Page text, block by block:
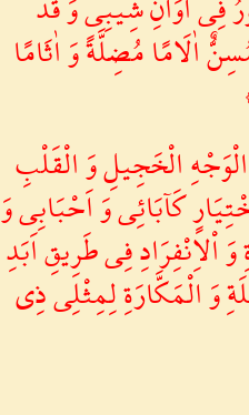
اٰلَامًا مُضِلَّةً وَ اٰثَامًا
الْخَجِيلِ وَ الْقَلْبِ
كَآبَائِى وَ اَحْبَابِى وَ
اْلاِنْفِرَادِ فِى طَرِيقِ اَبَدِ
وَ الْمَكَّارَةِ لِمِثْلِى ذِى